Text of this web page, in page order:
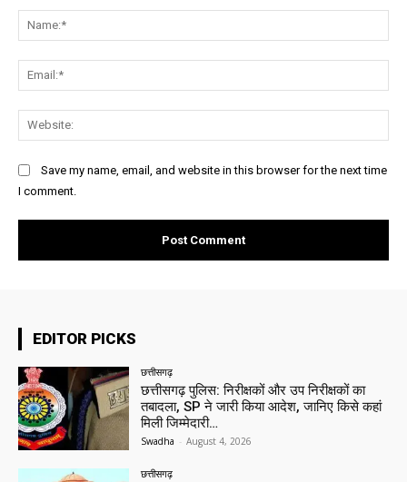
Save my name, email, and website in this browser for the next time
I comment.
EDITOR PICKS
छत्तीसगढ़
छत्तीसगढ़ पुलिस: निरीक्षकों और उप निरीक्षकों का
तबादला, SP ने जारी किया आदेश, जानिए किसे कहां
मिली जिम्मेदारी…
Swadha - August 4, 2026
छत्तीसगढ़